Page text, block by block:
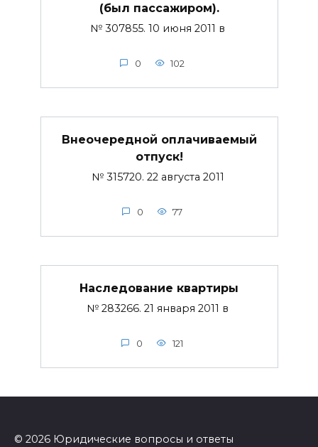
(был пассажиром).
№ 307855. 10 июня 2011 в
0 102
Внеочередной оплачиваемый
отпуск!
№ 315720. 22 августа 2011
0 77
Наследование квартиры
№ 283266. 21 января 2011 в
0 121
© 2026 Юридические вопросы и ответы